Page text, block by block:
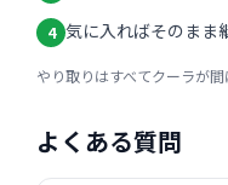
4 気に入ればそのまま
やり取りはすべてクーラが
よくある質問